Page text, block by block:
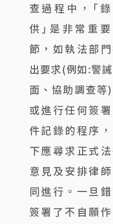
查過程中，「
供」是非常重
節，如執法部
出要求(例如:警
面、協助調查等)
或進行任何簽
件記錄的程序
下應尋求正式
意見及安排律
同進行。一旦
簽署了不自願作